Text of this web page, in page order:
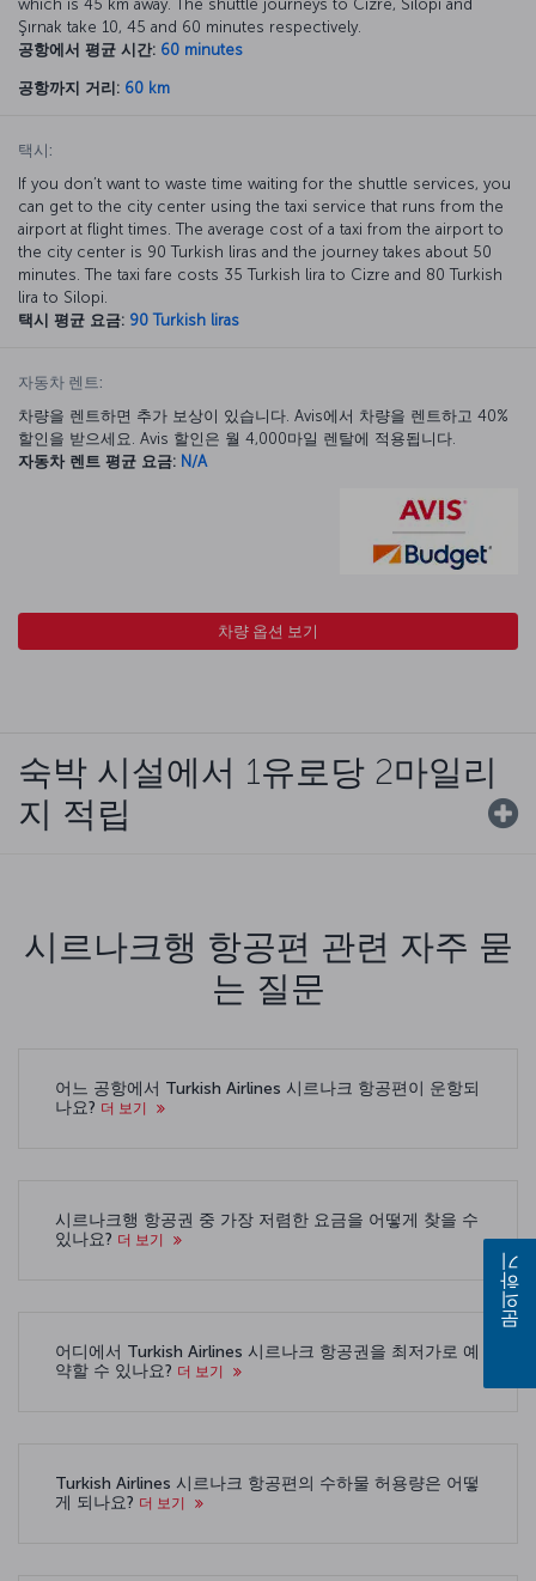
which is 45 km away. The shuttle journeys to Cizre, Silopi and
Şırnak take 10, 45 and 60 minutes respectively.
공항에서 평균 시간: 60 minutes
공항까지 거리: 60 km
택시:
If you don’t want to waste time waiting for the shuttle services, you
can get to the city center using the taxi service that runs from the
airport at flight times. The average cost of a taxi from the airport to
the city center is 90 Turkish liras and the journey takes about 50
minutes. The taxi fare costs 35 Turkish lira to Cizre and 80 Turkish
lira to Silopi.
택시 평균 요금: 90 Turkish liras
자동차 렌트:
차량을 렌트하면 추가 보상이 있습니다. Avis에서 차량을 렌트하고 40%
할인을 받으세요. Avis 할인은 월 4,000마일 렌탈에 적용됩니다.
자동차 렌트 평균 요금: N/A
차량 옵션 보기
숙박 시설에서 1유로당 2마일리
지 적립
시르나크행 항공편 관련 자주 묻
는 질문
어느 공항에서 Turkish Airlines 시르나크 항공편이 운항되
나요? 더 보기
시르나크행 항공권 중 가장 저렴한 요금을 어떻게 찾을 수
있나요? 더 보기
어디에서 Turkish Airlines 시르나크 항공권을 최저가로 예
약할 수 있나요? 더 보기
Turkish Airlines 시르나크 항공편의 수하물 허용량은 어떻
게 되나요? 더 보기
문의하기